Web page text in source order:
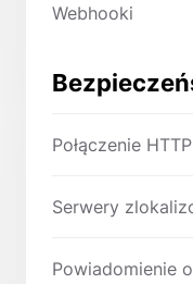
Webhooki
Połączenie
Serwery
Powiadomienie